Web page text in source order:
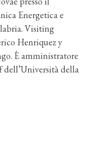
Energetica e
Visiting
Henriquez y
È amministratore
della